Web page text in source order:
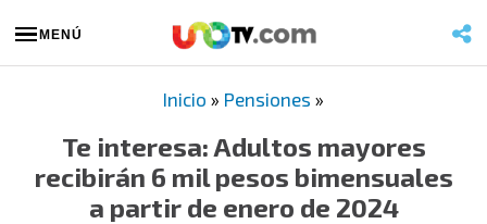
MENÚ
Inicio » Pensiones »
Te interesa: Adultos mayores
recibirán 6 mil pesos bimensuales
a partir de enero de 2024